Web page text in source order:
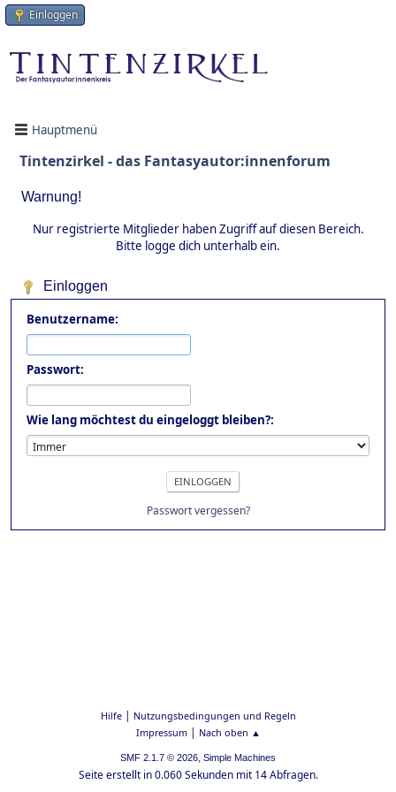
Einloggen
Hauptmenü
Tintenzirkel - das Fantasyautor:innenforum
Warnung!
Nur registrierte Mitglieder haben Zugriff auf diesen Bereich.
Bitte logge dich unterhalb ein.
Einloggen
Benutzername:
Passwort:
Wie lang möchtest du eingeloggt bleiben?:
Passwort vergessen?
Hilfe| Nutzungsbedingungen und Regeln
Impressum| Nach oben ▲
SMF 2.1.7 © 2026, Simple Machines
Seite erstellt in 0.060 Sekunden mit 14 Abfragen.